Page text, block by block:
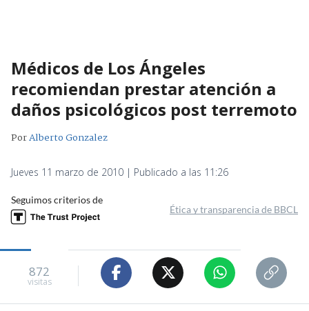
Médicos de Los Ángeles
recomiendan prestar atención a
daños psicológicos post terremoto
PorAlberto Gonzalez
Jueves 11 marzo de 2010 | Publicado a las 11:26
Seguimos criterios de
Ética y transparencia de BBCL
872
visitas